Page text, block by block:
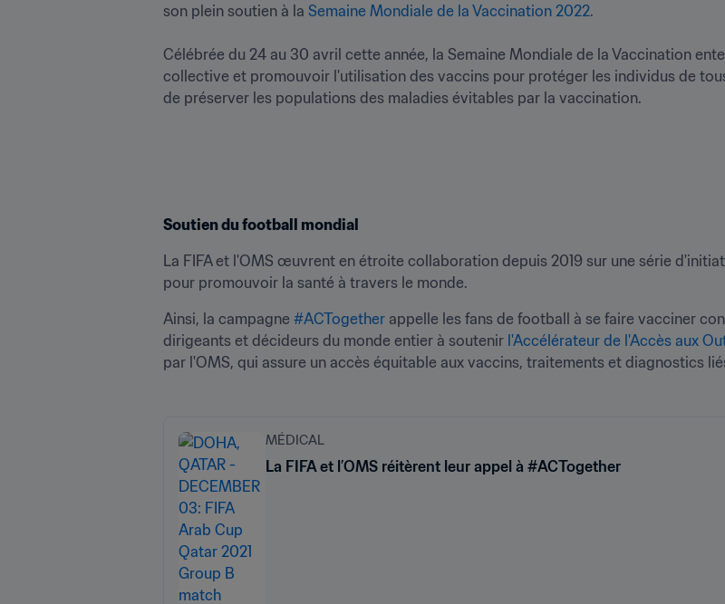
son plein soutien à la Semaine Mondiale de la Vaccination 2022.
Célébrée du 24 au 30 avril cette année, la Semaine Mondiale de la Vaccination
collective et promouvoir l'utilisation des vaccins pour protéger les individus de
Soutien du football mondial
La FIFA et l'OMS œuvrent en étroite collaboration depuis 2019 sur une série
pour promouvoir la santé à travers le monde.
Ainsi, la campagne #ACTogether appelle les fans de football à se faire vacciner
dirigeants et décideurs du monde entier à soutenir l'Accélérateur de l'Accès aux
par l'OMS, qui assure un accès équitable aux vaccins, traitements et diagnostics
MÉDICAL
La FIFA et l’OMS réitèrent leur appel à #ACTogether